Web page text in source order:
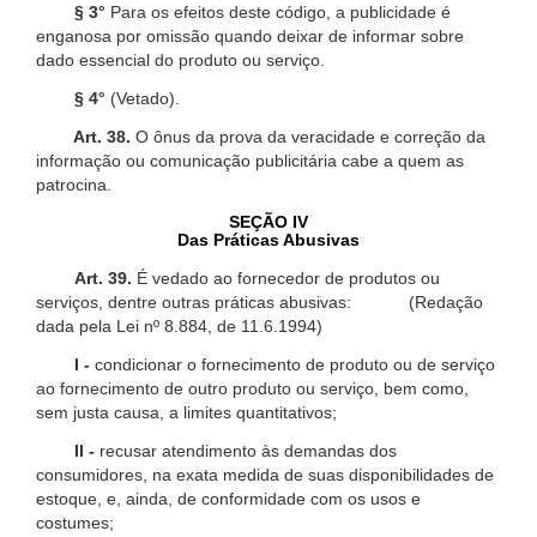
§ 3° Para os efeitos deste código, a publicidade é
enganosa por omissão quando deixar de informar sobre
dado essencial do produto ou serviço.
§ 4° (Vetado).
Art. 38. O ônus da prova da veracidade e correção da
informação ou comunicação publicitária cabe a quem as
patrocina.
SEÇÃO IV
Das Práticas Abusivas
Art. 39. É vedado ao fornecedor de produtos ou
serviços, dentre outras práticas abusivas: (Redação
dada pela Lei nº 8.884, de 11.6.1994)
I - condicionar o fornecimento de produto ou de serviço
ao fornecimento de outro produto ou serviço, bem como,
sem justa causa, a limites quantitativos;
II - recusar atendimento às demandas dos
consumidores, na exata medida de suas disponibilidades de
estoque, e, ainda, de conformidade com os usos e
costumes;